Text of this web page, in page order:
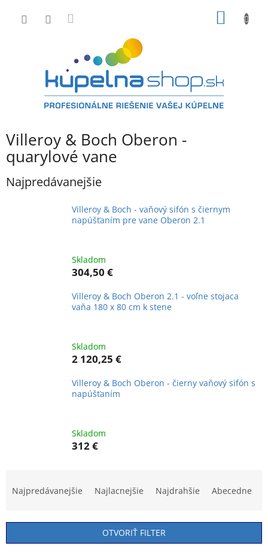
Villeroy & Boch Oberon -
quarylové vane
Najpredávanejšie
Villeroy & Boch - vaňový sifón s čiernym
napúšťaním pre vane Oberon 2.1
Skladom
304,50 €
Villeroy & Boch Oberon 2.1 - voľne stojaca
vaňa 180 x 80 cm k stene
Skladom
2 120,25 €
Villeroy & Boch Oberon - čierny vaňový sifón s
napúšťaním
Skladom
312 €
n
i
Najpredávanejšie Najlacnejšie Najdrahšie Abecedne
OTVORIŤ FILTER